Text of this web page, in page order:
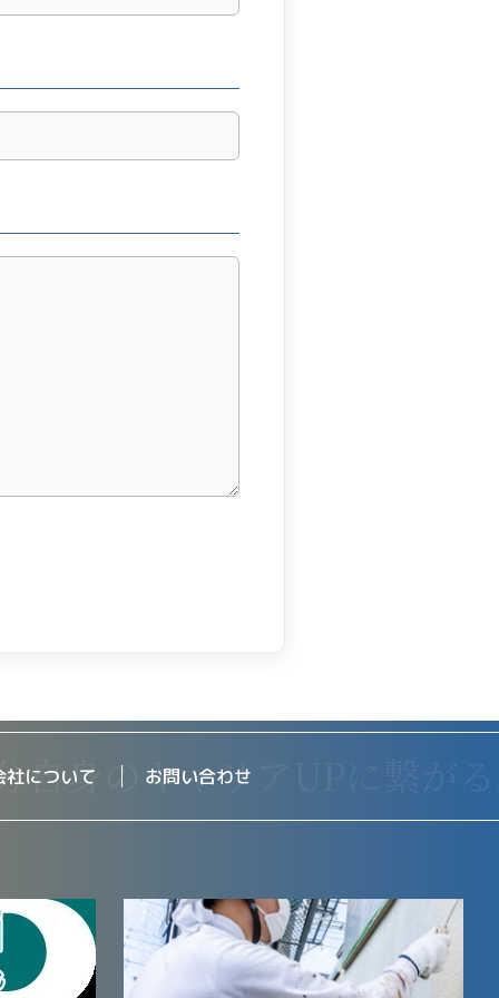
社について お問い合わせ